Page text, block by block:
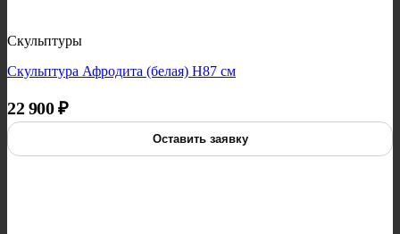
Скульптуры
Скульптура Афродита (белая) H87 см
22 900₽
Оставить заявку